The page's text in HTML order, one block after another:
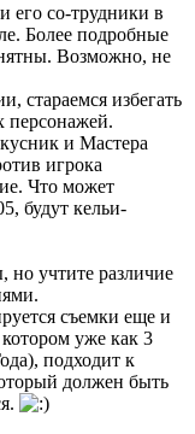
его со-трудники в
Более подробные
Возможно, не
стараемся избегать
персонажей.
и Мастера
игрока
Что может
будут кельи-
но учтите различие
съемки еще и
уже как 3
подходит к
должен быть